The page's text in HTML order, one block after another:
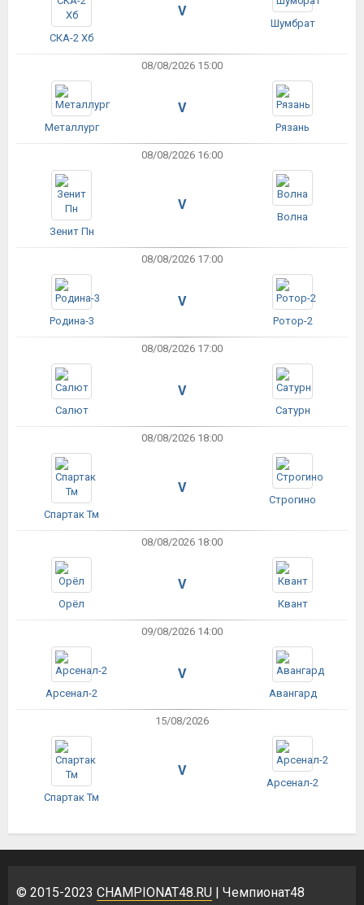
СКА-2 Хб
V
Шумбрат
08/08/2026 15:00
Металлург
V
Рязань
08/08/2026 16:00
Зенит Пн
V
Волна
08/08/2026 17:00
Родина-3
V
Ротор-2
08/08/2026 17:00
Салют
V
Сатурн
08/08/2026 18:00
Спартак Тм
V
Строгино
08/08/2026 18:00
Орёл
V
Квант
09/08/2026 14:00
Арсенал-2
V
Авангард
15/08/2026
Спартак Тм
V
Арсенал-2
© 2015-2023 CHAMPIONAT48.RU | Чемпионат48